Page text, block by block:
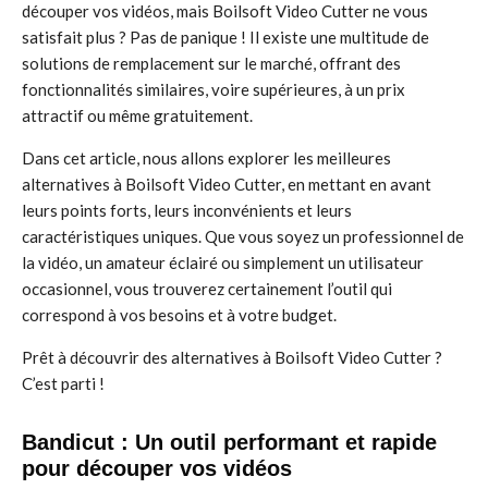
découper vos vidéos, mais Boilsoft Video Cutter ne vous
satisfait plus ? Pas de panique ! Il existe une multitude de
solutions de remplacement sur le marché, offrant des
fonctionnalités similaires, voire supérieures, à un prix
attractif ou même gratuitement.
Dans cet article, nous allons explorer les meilleures
alternatives à Boilsoft Video Cutter, en mettant en avant
leurs points forts, leurs inconvénients et leurs
caractéristiques uniques. Que vous soyez un professionnel de
la vidéo, un amateur éclairé ou simplement un utilisateur
occasionnel, vous trouverez certainement l’outil qui
correspond à vos besoins et à votre budget.
Prêt à découvrir des alternatives à Boilsoft Video Cutter ?
C’est parti !
Bandicut : Un outil performant et rapide
pour découper vos vidéos